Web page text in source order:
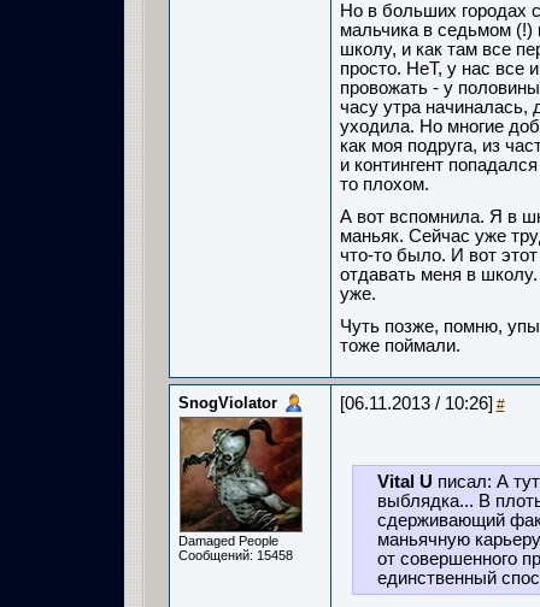
Но в больших городах
мальчика в седьмом (!)
школу, и как там все
просто. НеТ, у нас все
провожать - у
часу утра начиналась,
уходила. Но многие
как моя подруга, из
и контингент
то плохом.
А вот вспомнила. Я в
маньяк. Сейчас уже
что-то было. И вот
отдавать меня в
уже.
Чуть позже, помню,
тоже поймали.
SnogViolator
Damaged People
Сообщений: 15458
[06.11.2013 / 10:26] #
Vital U писал: А
выблядка... В
сдерживающий
маньячную
от совершенного
единственный